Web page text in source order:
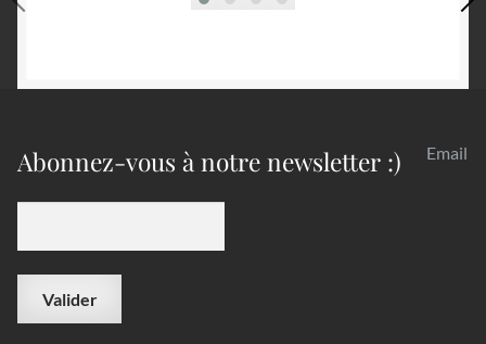
Abonnez-vous à notre newsletter :) Email